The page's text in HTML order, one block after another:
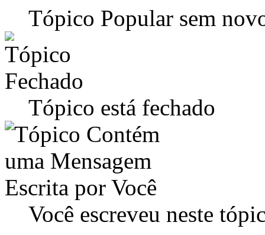
Tópico Popular sem
Tópico está fechado
Você escreveu neste